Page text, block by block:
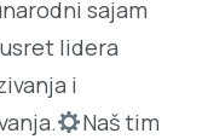
sajam
lidera
i
Naš tim